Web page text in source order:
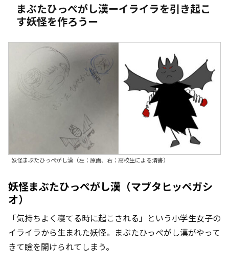
まぶたひっぺがし漢ーイライラを引き起こ
す妖怪を作ろうー
妖怪まぶたひっぺがし漢（左：原画、右：高校生による清書）
妖怪まぶたひっぺがし漢（マブタヒッペガシ
オ）
「気持ちよく寝てる時に起こされる」という小学生女子の
イライラから生まれた妖怪。まぶたひっぺがし漢がやって
きて瞼を開けられてしまう。